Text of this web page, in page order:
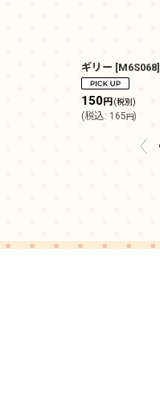
ギリー [M6S068]
150円 (税別)
(税込: 165円)